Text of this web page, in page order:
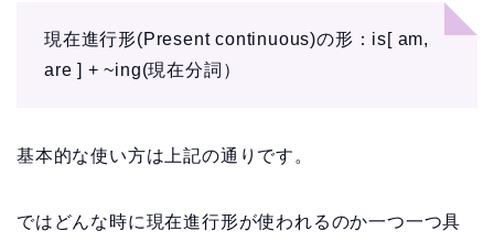
現在進行形(Present continuous)の形：is[ am,
are ] + ~ing(現在分詞）
基本的な使い方は上記の通りです。
ではどんな時に現在進行形が使われるのか一つ一つ具